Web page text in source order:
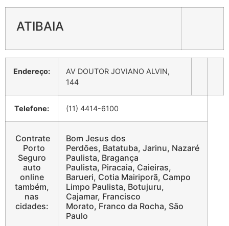
ATIBAIA
Endereço:
AV DOUTOR JOVIANO ALVIN,
144
Telefone: (11) 4414-6100
Contrate
Porto
Seguro
auto
online
também,
nas
cidades:
Bom Jesus dos
Perdões, Batatuba, Jarinu, Nazaré
Paulista, Bragança
Paulista, Piracaia, Caieiras,
Barueri, Cotia Mairiporã, Campo
Limpo Paulista, Botujuru,
Cajamar, Francisco
Morato, Franco da Rocha, São
Paulo